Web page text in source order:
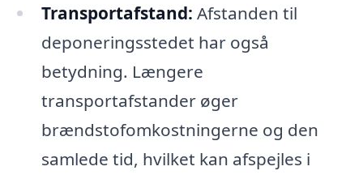
Transportafstand: Afstanden til
deponeringsstedet har også
betydning. Længere
transportafstander øger
brændstofomkostningerne og den
samlede tid, hvilket kan afspejles i